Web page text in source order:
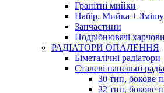
Гранітні мийки
Набір. Мийка +
Запчастини
Подрібнювачі
РАДІАТОРИ ОПАЛЕННЯ
Біметалічні радіатори
Сталеві панельні
30 тип, бокове
22 тип, бокове